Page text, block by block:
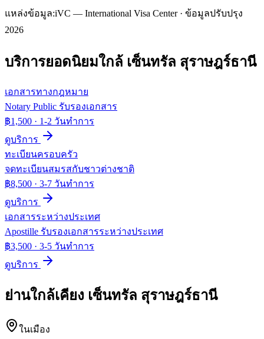
แหล่งข้อมูล:iVC — International Visa Center · ข้อมูลปรับปรุง
2026
บริการยอดนิยมใกล้ เซ็นทรัล สุราษฎร์ธานี
เอกสารทางกฎหมาย
Notary Public รับรองเอกสาร
฿1,500 · 1-2 วันทำการ
ดูบริการ
ทะเบียนครอบครัว
จดทะเบียนสมรสกับชาวต่างชาติ
฿8,500 · 3-7 วันทำการ
ดูบริการ
เอกสารระหว่างประเทศ
Apostille รับรองเอกสารระหว่างประเทศ
฿3,500 · 3-5 วันทำการ
ดูบริการ
ย่านใกล้เคียง เซ็นทรัล สุราษฎร์ธานี
ในเมือง